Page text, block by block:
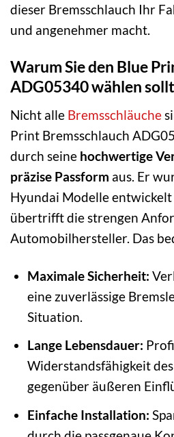
dieser Bremsschlauch Ihr
und angenehmer macht.
Warum Sie den Blue
ADG05340 wählen
Nicht alle Bremsschläuche
Print Bremsschlauch
durch seine hochwertige
präzise Passform aus. Er
Hyundai Modelle
übertrifft die strengen
Automobilhersteller. Das
Maximale Sicherheit:
eine zuverlässige
Situation.
Lange Lebensdauer:
Widerstandsfähigkeit
gegenüber äußeren
Einfache Installation: